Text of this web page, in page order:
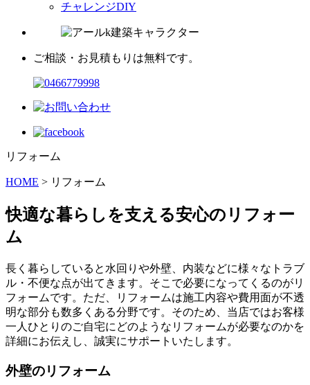
チャレンジDIY
ご相談・お見積もりは無料です。
リフォーム
HOME > リフォーム
快適な暮らしを支える安心のリフォー
ム
長く暮らしていると水回りや外壁、内装などに様々なトラブ
ル・不便な点が出てきます。そこで必要になってくるのがリ
フォームです。ただ、リフォームは施工内容や費用面が不透
明な部分も数多くある分野です。そのため、当店ではお客様
一人ひとりのご自宅にどのようなリフォームが必要なのかを
詳細にお伝えし、誠実にサポートいたします。
外壁のリフォーム